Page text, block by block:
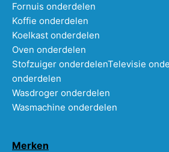
Fornuis onderdelen
Koffie onderdelen
Koelkast onderdelen
Oven onderdelen
Stofzuiger onderdelenTelevisie
onderdelen
Wasdroger onderdelen
Wasmachine onderdelen
Merken